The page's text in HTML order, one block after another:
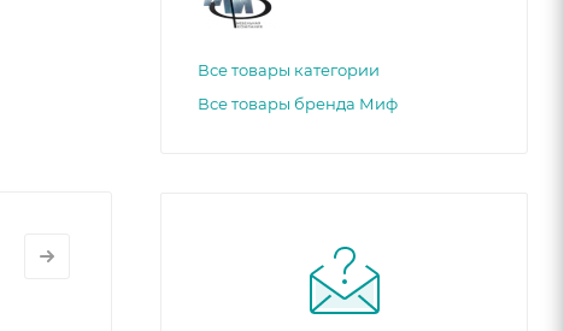
Все товары категории
Все товары бренда Миф